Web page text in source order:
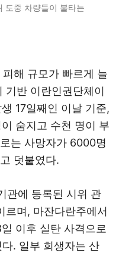
도중 차량들이 불타는
해 규모가 빠르게 늘
기반 이란인권단체이
17일째인 이날 기준,
숨지고 수천 명이 부
는 사망자가 6000명
덧붙였다.
관에 등록된 시위 관
르며, 마잔다란주에서
이후 실탄 사격으로
. 일부 희생자는 산